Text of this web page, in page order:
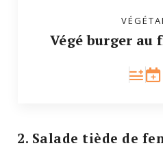
Végé burger
2. Salade tiède de